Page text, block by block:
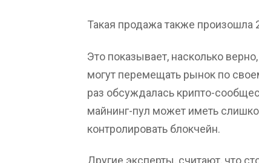
Такая продажа также произошла
Это показывает, насколько
могут перемещать рынок по
раз обсуждалась крипто-
майнинг-пул может иметь
контролировать блокчейн.
Другие эксперты, считают, что